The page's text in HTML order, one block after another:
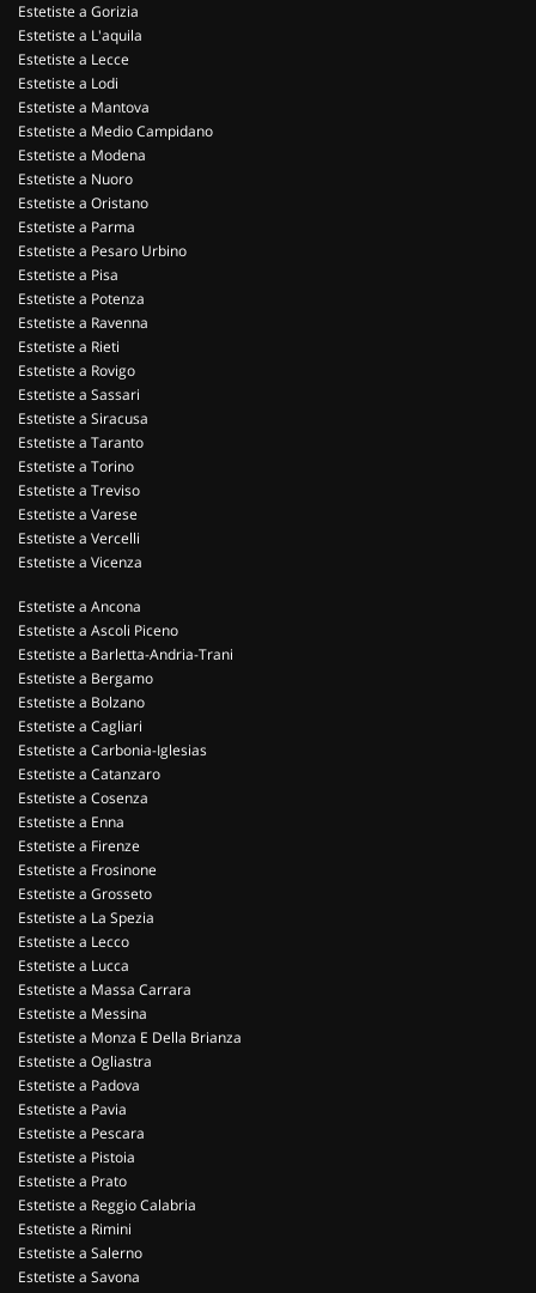
Estetiste a Gorizia
Estetiste a L'aquila
Estetiste a Lecce
Estetiste a Lodi
Estetiste a Mantova
Estetiste a Medio Campidano
Estetiste a Modena
Estetiste a Nuoro
Estetiste a Oristano
Estetiste a Parma
Estetiste a Pesaro Urbino
Estetiste a Pisa
Estetiste a Potenza
Estetiste a Ravenna
Estetiste a Rieti
Estetiste a Rovigo
Estetiste a Sassari
Estetiste a Siracusa
Estetiste a Taranto
Estetiste a Torino
Estetiste a Treviso
Estetiste a Varese
Estetiste a Vercelli
Estetiste a Vicenza
Estetiste a Ancona
Estetiste a Ascoli Piceno
Estetiste a Barletta-Andria-Trani
Estetiste a Bergamo
Estetiste a Bolzano
Estetiste a Cagliari
Estetiste a Carbonia-Iglesias
Estetiste a Catanzaro
Estetiste a Cosenza
Estetiste a Enna
Estetiste a Firenze
Estetiste a Frosinone
Estetiste a Grosseto
Estetiste a La Spezia
Estetiste a Lecco
Estetiste a Lucca
Estetiste a Massa Carrara
Estetiste a Messina
Estetiste a Monza E Della Brianza
Estetiste a Ogliastra
Estetiste a Padova
Estetiste a Pavia
Estetiste a Pescara
Estetiste a Pistoia
Estetiste a Prato
Estetiste a Reggio Calabria
Estetiste a Rimini
Estetiste a Salerno
Estetiste a Savona